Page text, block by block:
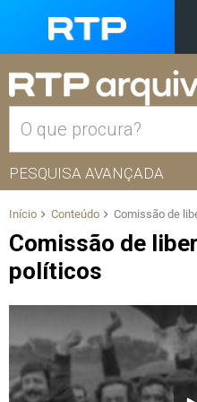
PESQUISA AVANÇADA
Início Conteúdo Comissão de
Comissão de
políticos